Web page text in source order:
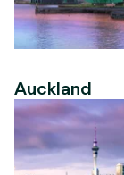
Auckland